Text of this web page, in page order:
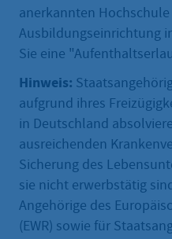
anerkannten
Ausbildungseinrichtung
Sie eine
Hinweis:
aufgrund ihres
in Deutschland
ausreichenden
Sicherung des
sie nicht erwerbstätig
Angehörige des
(EWR) sowie für